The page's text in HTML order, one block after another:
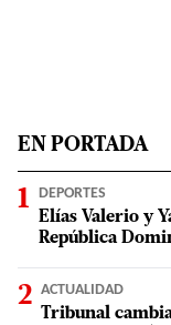
EN PORTADA
DEPORTES
Elías Valerio y
República
ACTUALIDAD
Tribunal